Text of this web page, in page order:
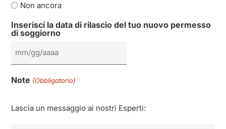
Non ancora
Inserisci la data di rilascio del tuo nuovo permesso
di soggiorno
Note (Obbligatorio)
Lascia un messaggio ai nostri Esperti: